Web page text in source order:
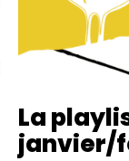
La
janvier/